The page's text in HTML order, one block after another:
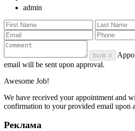
admin
book it
email will be sent upon approval.
Awesome Job!
We have received your appointment and
confirmation to your provided email upon
Реклама